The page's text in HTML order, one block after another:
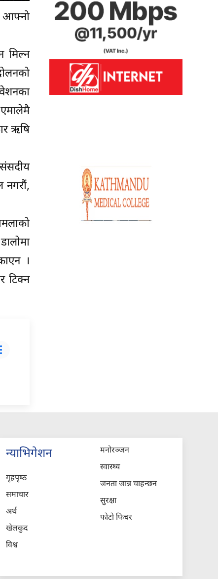
आफ्नो
मिल्न
ऋषि
।
टिक्न
न्याभिगेशन
गृहपृष्‍ठ
समाचार
अर्थ
खेलकुद
विश्व
मनोरञ्जन
स्वास्थ्य
जनता जान्न चाहन्छन
सुरक्षा
फोटो फिचर